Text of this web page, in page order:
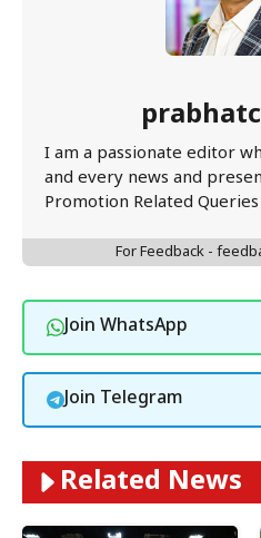
I am a passionate editor
and every news and
Promotion Related Queries
For Feedback -
Join WhatsApp
Join Telegram
Related News